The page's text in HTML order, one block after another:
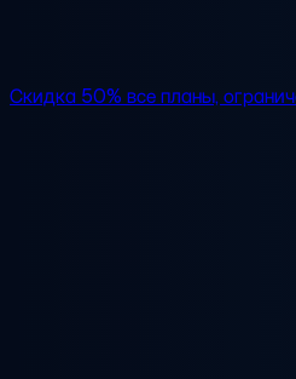
Скидка 50% все планы,